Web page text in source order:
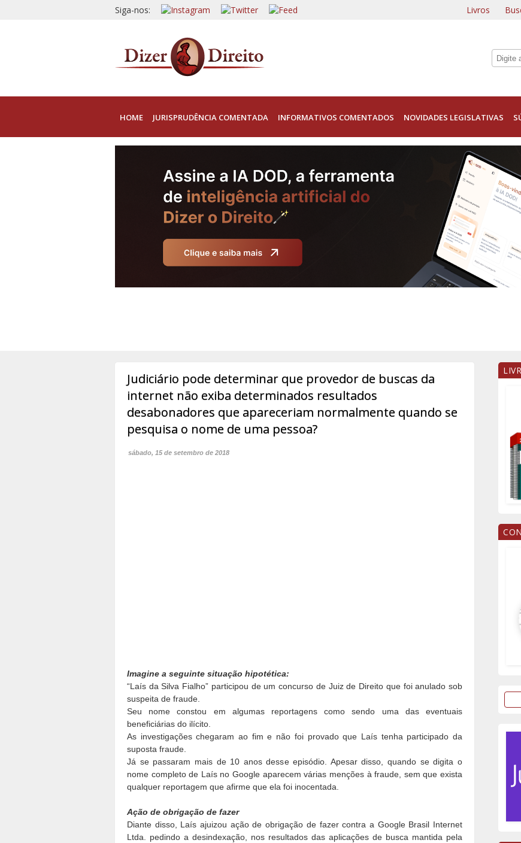
Siga-nos: Livros
HOME JURISPRUDÊNCIA COMENTADA INFORMATIVOS COMENTADOS NOVIDADES LEGISLATIVAS
Judiciário pode determinar que provedor de buscas da
internet não exiba determinados resultados
desabonadores que apareceriam normalmente quando se
pesquisa o nome de uma pessoa?
sábado, 15 de setembro de 2018
Imagine a seguinte situação hipotética:
“Laís da Silva Fialho” participou de um concurso de Juiz de Direito que foi anulado sob
suspeita de fraude.
Seu nome constou em algumas reportagens como sendo uma das eventuais
beneficiárias do ilícito.
As investigações chegaram ao fim e não foi provado que Laís tenha participado da
suposta fraude.
Já se passaram mais de 10 anos desse episódio. Apesar disso, quando se digita o
nome completo de Laís no Google aparecem várias menções à fraude, sem que exista
qualquer reportagem que afirme que ela foi inocentada.
Ação de obrigação de fazer
Diante disso, Laís ajuizou ação de obrigação de fazer contra a Google Brasil Internet
Ltda. pedindo a desindexação, nos resultados das aplicações de busca mantida pela